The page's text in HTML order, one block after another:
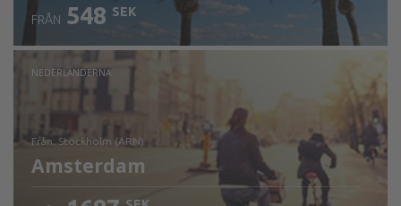
FRÅN 548 SEK
NEDERLÄNDERNA
från: Stockholm (ARN)
Amsterdam